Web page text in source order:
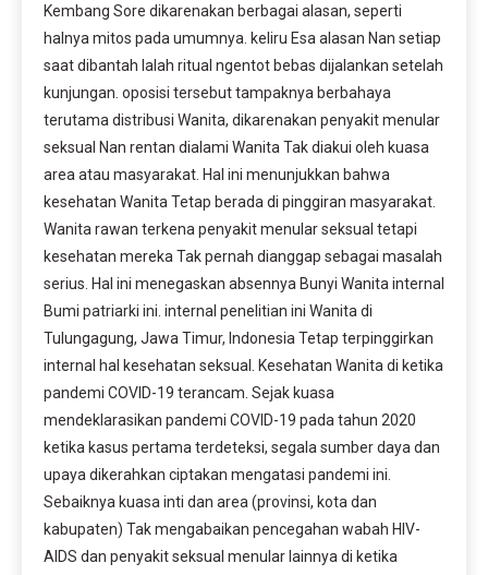
Kembang Sore dikarenakan berbagai alasan, seperti
halnya mitos pada umumnya. keliru Esa alasan Nan setiap
saat dibantah Ialah ritual ngentot bebas dijalankan setelah
kunjungan. oposisi tersebut tampaknya berbahaya
terutama distribusi Wanita, dikarenakan penyakit menular
seksual Nan rentan dialami Wanita Tak diakui oleh kuasa
area atau masyarakat. Hal ini menunjukkan bahwa
kesehatan Wanita Tetap berada di pinggiran masyarakat.
Wanita rawan terkena penyakit menular seksual tetapi
kesehatan mereka Tak pernah dianggap sebagai masalah
serius. Hal ini menegaskan absennya Bunyi Wanita internal
Bumi patriarki ini. internal penelitian ini Wanita di
Tulungagung, Jawa Timur, Indonesia Tetap terpinggirkan
internal hal kesehatan seksual. Kesehatan Wanita di ketika
pandemi COVID-19 terancam. Sejak kuasa
mendeklarasikan pandemi COVID-19 pada tahun 2020
ketika kasus pertama terdeteksi, segala sumber daya dan
upaya dikerahkan ciptakan mengatasi pandemi ini.
Sebaiknya kuasa inti dan area (provinsi, kota dan
kabupaten) Tak mengabaikan pencegahan wabah HIV-
AIDS dan penyakit seksual menular lainnya di ketika